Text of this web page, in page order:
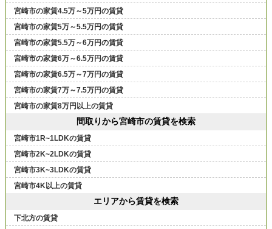
宮崎市の家賃4.5万～5万円の賃貸
宮崎市の家賃5万～5.5万円の賃貸
宮崎市の家賃5.5万～6万円の賃貸
宮崎市の家賃6万～6.5万円の賃貸
宮崎市の家賃6.5万～7万円の賃貸
宮崎市の家賃7万～7.5万円の賃貸
宮崎市の家賃8万円以上の賃貸
間取りから宮崎市の賃貸を検索
宮崎市1R~1LDKの賃貸
宮崎市2K~2LDKの賃貸
宮崎市3K~3LDKの賃貸
宮崎市4K以上の賃貸
エリアから賃貸を検索
下北方の賃貸